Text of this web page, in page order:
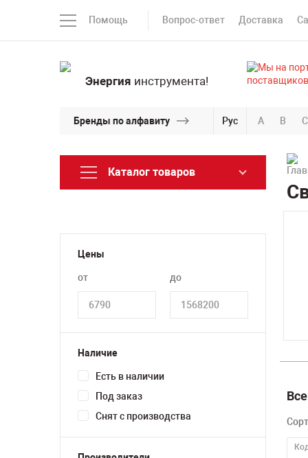
Помощь Вопрос-ответ Доставка
Энергия инструмента!
Бренды по алфавиту Рус A B C
Каталог товаров
Цены
от до
Наличие
Есть в наличии
Под заказ
Снят с производства